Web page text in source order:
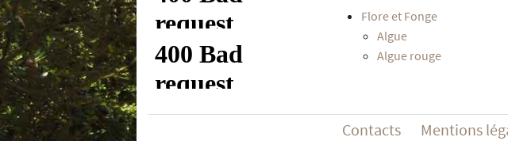
Flore et Fonge
Algue
Algue rouge
Contacts Mentions